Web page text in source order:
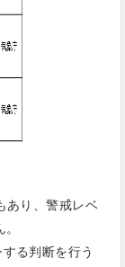
あり、警戒レベ
る判断を行う